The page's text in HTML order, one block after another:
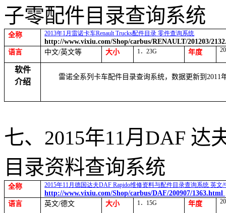
子零配件目录查询系统
全称 2013年1月雷诺卡车Renault Trucks配件目录 零件查询系统
http://www.vixiu.com/Shop/carbus/RENAULT/201203/
语言
中文/英文等 大小 1．23G 年度
软件
介绍
雷诺全系列卡车配件目录查询系统，数据更新到2011
七、 2015年11月 DAF 达
目录资料查询系统
全称 2015年11月德国达夫DAF Rapido维修资料与配件目录查询系统 英文/
http://www.vixiu.com/Shop/carbus/DAF/200907/1363.html
语言
英文/德文 大小 1． 15G 年度